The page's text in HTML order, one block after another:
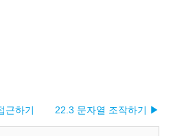
근하기 22.3 문자열 조작하기 ▶︎